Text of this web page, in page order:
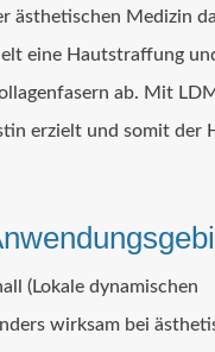
ästhetischen Medizin
eine Hautstraffung
ab. Mit
erzielt und somit der
(Lokale dynamischen
wirksam bei